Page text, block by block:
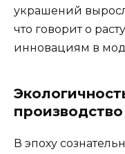
украшений
что говорит о
инновациям в
производство
В эпоху